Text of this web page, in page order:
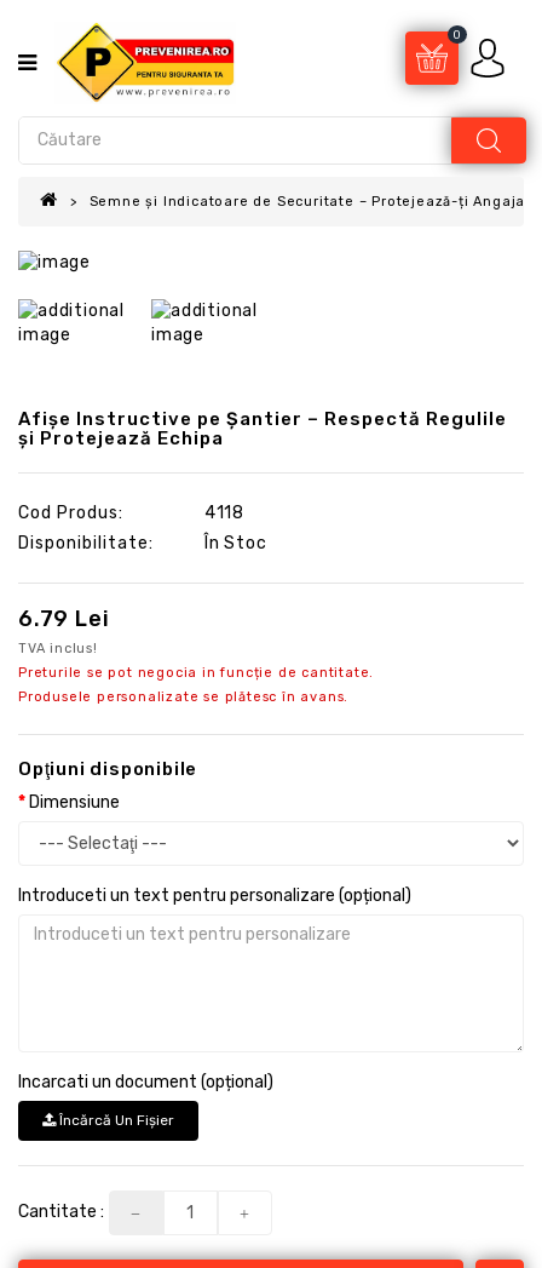
0
Semne și Indicatoare de Securitate – Protejează-ți
Afișe Instructive pe Șantier – Respectă Regulile
și Protejează Echipa
Cod Produs:
4118
Disponibilitate:
În Stoc
6.79 Lei
TVA inclus!
Preturile se pot negocia in funcție de cantitate.
Produsele personalizate se plătesc în avans.
Opţiuni disponibile
Dimensiune
Introduceti un text pentru personalizare (opțional)
Incarcati un document (opțional)
Încărcă Un Fişier
Cantitate :